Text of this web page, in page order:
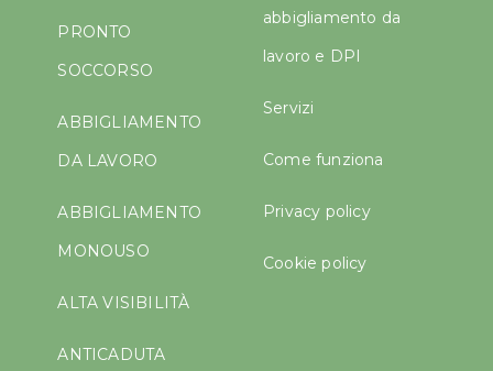
PRONTO
SOCCORSO
ABBIGLIAMENTO
DA LAVORO
ABBIGLIAMENTO
MONOUSO
ALTA VISIBILITÀ
ANTICADUTA
abbigliamento da
lavoro e DPI
Servizi
Come funziona
Privacy policy
Cookie policy